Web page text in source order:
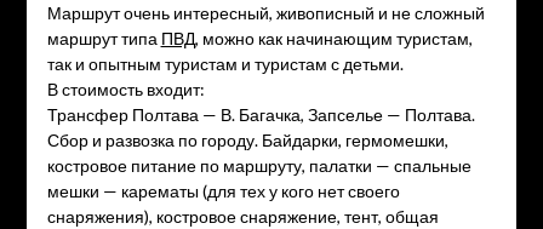
Маршрут очень интересный, живописный и не сложный
маршрут типа ПВД, можно как начинающим туристам,
так и опытным туристам и туристам с детьми.
В стоимость входит:
Трансфер Полтава — В. Багачка, Запселье — Полтава.
Сбор и развозка по городу. Байдарки, гермомешки,
костровое питание по маршруту, палатки — спальные
мешки — карематы (для тех у кого нет своего
снаряжения), костровое снаряжение, тент, общая